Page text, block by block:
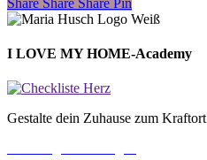
I LOVE MY HOME-Academy
Gestalte dein Zuhause zum Kraftort